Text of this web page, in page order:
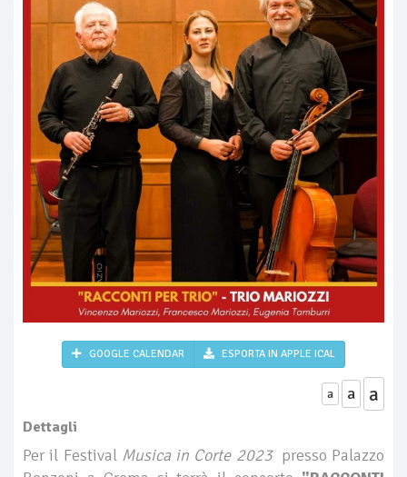
GOOGLE CALENDAR ESPORTA IN APPLE ICAL
a a a
Dettagli
Per il Festival Musica in Corte 2023 presso Palazzo